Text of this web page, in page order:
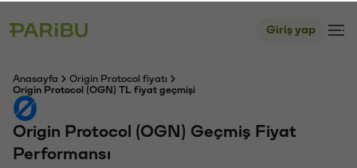
Giriş yap
Anasayfa
Origin Protocol fiyatı
Origin Protocol (OGN) TL fiyat geçmişi
Origin Protocol (OGN) Geçmiş Fiyat
Performansı